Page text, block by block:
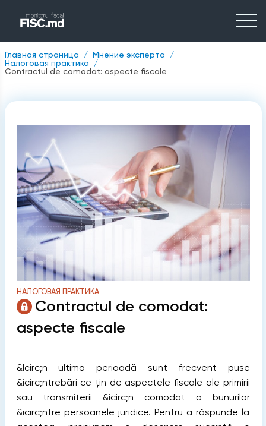
Главная страница
Мнение эксперта
Налоговая практика
Contractul de comodat: aspecte fiscale
НАЛОГОВАЯ ПРАКТИКА
Contractul de comodat:
aspecte fiscale
&Icirc;n ultima perioadă sunt frecvent puse
&icirc;ntrebări ce țin de aspectele fiscale ale primirii
sau transmiterii &icirc;n comodat a bunurilor
&icirc;ntre persoanele juridice. Pentru a răspunde la